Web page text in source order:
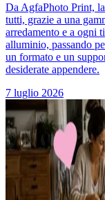
Da AgfaPhoto Print,
tutti, grazie a una
arredamento e a ogni
alluminio, passando
un formato e un
desiderate appendere.
7 luglio 2026